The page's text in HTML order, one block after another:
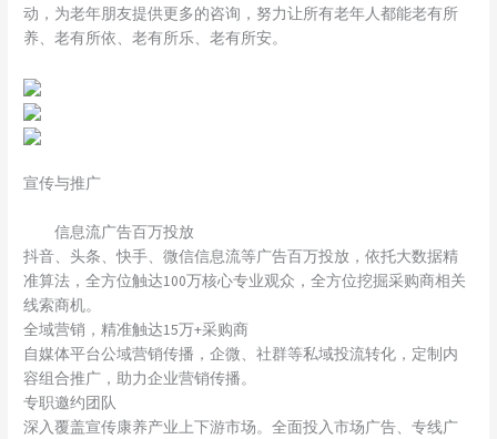
动，为老年朋友提供更多的咨询，努力让所有老年人都能老有所
养、老有所依、老有所乐、老有所安。
宣传与推广
信息流广告百万投放
抖音、头条、快手、微信信息流等广告百万投放，依托大数据精
准算法，全方位触达100万核心专业观众，全方位挖掘采购商相关
线索商机。
全域营销，精准触达15万+采购商
自媒体平台公域营销传播，企微、社群等私域投流转化，定制内
容组合推广，助力企业营销传播。
专职邀约团队
深入覆盖宣传康养产业上下游市场。全面投入市场广告、专线广